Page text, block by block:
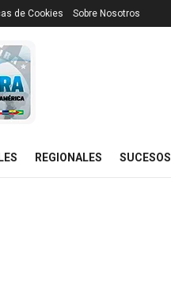
de Cookies Sobre Nosotros
REGIONALES SUCESOS